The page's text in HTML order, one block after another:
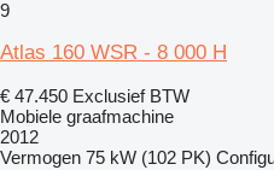
9
Atlas 160 WSR - 8 000 H
€ 47.450 Exclusief BTW
Mobiele graafmachine
2012
Vermogen 75 kW (102 PK)